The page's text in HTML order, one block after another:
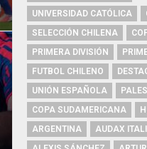
UNIVERSIDAD CATÓLICA
SELECCIÓN CHILENA
PRIMERA DIVISIÓN
FUTBOL CHILENO
UNIÓN ESPAÑOLA
COPA SUDAMERICANA
ARGENTINA
AUDAX